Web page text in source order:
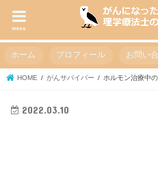
menu
ホーム プロフィール お問い
HOME がんサバイバー ホルモン治療中
2022.03.10